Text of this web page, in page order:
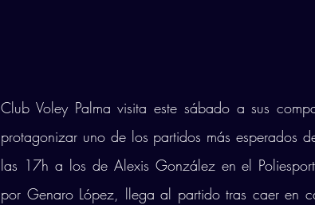
Club Voley Palma visita este sábado a sus
protagonizar uno de los partidos más esperados
las 17h a los de Alexis González en el
por Genaro López, llega al partido tras caer en